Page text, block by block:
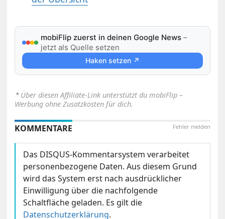
mobiFlip zuerst in deinen Google News –
jetzt als Quelle setzen
Haken setzen ↗
⋆ Über diesen Affiliate-Link unterstützt du mobiFlip –
Werbung ohne Zusatzkosten für dich.
Fehler melden
KOMMENTARE
Das DISQUS-Kommentarsystem verarbeitet
personenbezogene Daten. Aus diesem Grund
wird das System erst nach ausdrücklicher
Einwilligung über die nachfolgende
Schaltfläche geladen. Es gilt die
Datenschutzerklärung.